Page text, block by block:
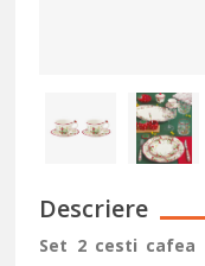
Descriere
Set 2 cesti cafea